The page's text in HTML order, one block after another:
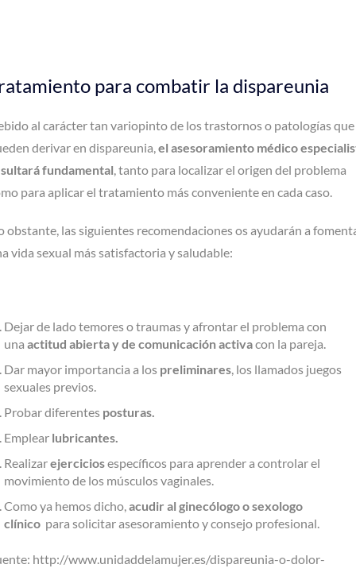
para combatir la dispareunia
al carácter tan variopinto de los trastornos o patologías que
derivar en dispareunia, el asesoramiento médico
fundamental , tanto para localizar el origen del problema
para aplicar el tratamiento más conveniente en cada caso.
obstante, las siguientes recomendaciones os ayudarán a
vida sexual más satisfactoria y saludable:
Dejar de lado temores o traumas y afrontar el problema con
una actitud abierta y de comunicación activacon la pareja.
Dar mayor importancia a los preliminares , los llamados juegos
sexuales previos.
Probar diferentes posturas.
Emplear lubricantes.
Realizarejerciciosespecíficos para aprender a controlar el
movimiento de los músculos vaginales.
Como ya hemos dicho, acudir al ginecólogo o sexologo
clínico para solicitar asesoramiento y consejo profesional.
http://www.unidaddelamujer.es/dispareunia-o-dolor-